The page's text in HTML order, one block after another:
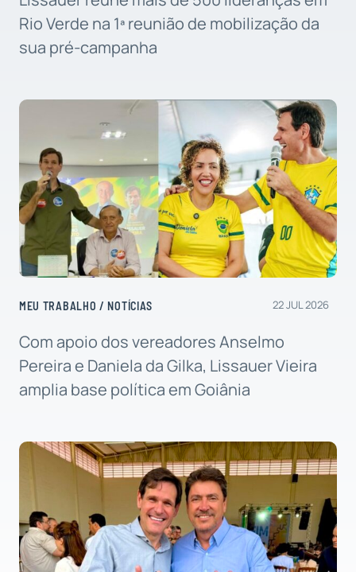
Rio Verde na 1ª reunião de mobilização da
sua pré-campanha
MEU TRABALHO /NOTÍCIAS 22 JUL 2026
Com apoio dos vereadores Anselmo
Pereira e Daniela da Gilka, Lissauer Vieira
amplia base política em Goiânia